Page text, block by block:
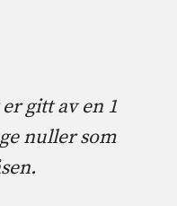
gitt av en 1
nuller som